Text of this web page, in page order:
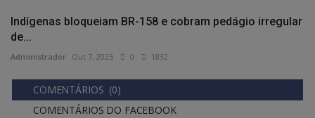
Indígenas bloqueiam BR-158 e cobram pedágio irregular
de...
Administrador Out 7, 2025 0 1832
COMENTÁRIOS (0)
COMENTÁRIOS DO FACEBOOK